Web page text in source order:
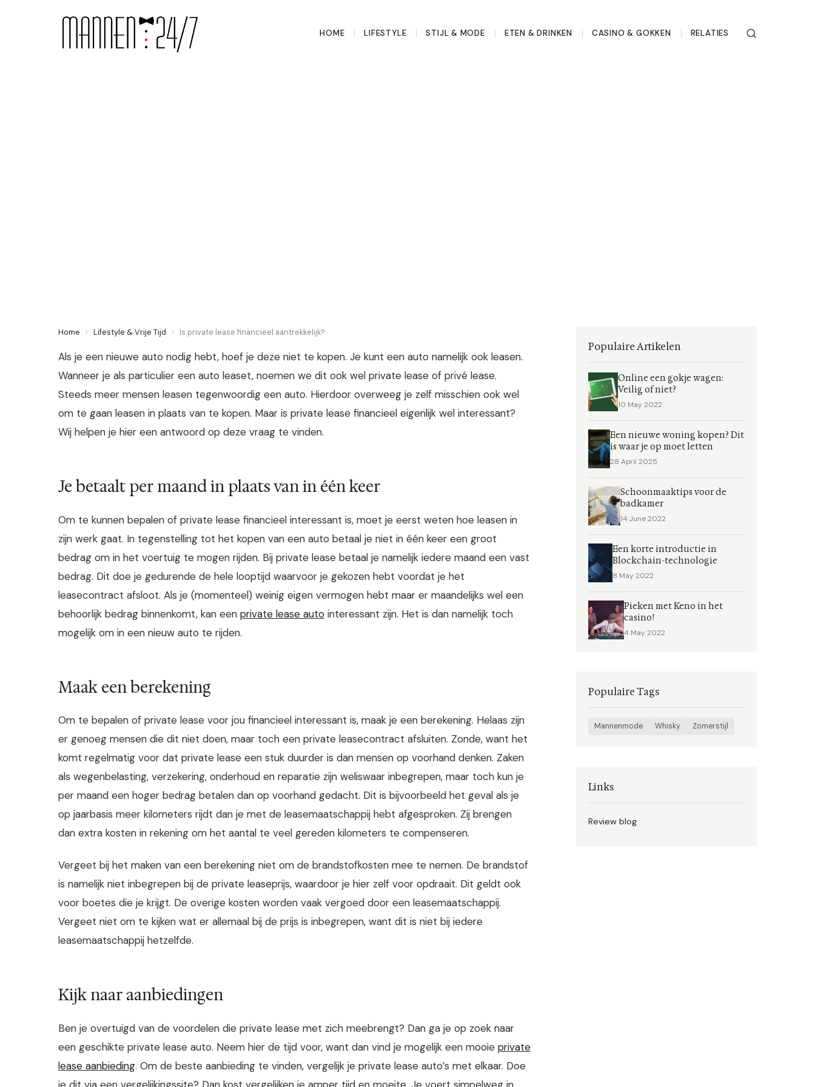
HOME LIFESTYLE STIJL & MODE ETEN & DRINKEN CASINO & GOKKEN RELATIES
Home › Lifestyle & Vrije Tijd › Is private lease financieel aantrekkelijk?
Als je een nieuwe auto nodig hebt, hoef je deze niet te kopen. Je kunt een auto namelijk ook leasen.
Wanneer je als particulier een auto leaset, noemen we dit ook wel private lease of privé lease.
Steeds meer mensen leasen tegenwoordig een auto. Hierdoor overweeg je zelf misschien ook wel
om te gaan leasen in plaats van te kopen. Maar is private lease financieel eigenlijk wel interessant?
Wij helpen je hier een antwoord op deze vraag te vinden.
Je betaalt per maand in plaats van in één keer
Om te kunnen bepalen of private lease financieel interessant is, moet je eerst weten hoe leasen in
zijn werk gaat. In tegenstelling tot het kopen van een auto betaal je niet in één keer een groot
bedrag om in het voertuig te mogen rijden. Bij private lease betaal je namelijk iedere maand een vast
bedrag. Dit doe je gedurende de hele looptijd waarvoor je gekozen hebt voordat je het
leasecontract afsloot. Als je (momenteel) weinig eigen vermogen hebt maar er maandelijks wel een
behoorlijk bedrag binnenkomt, kan een private lease auto interessant zijn. Het is dan namelijk toch
mogelijk om in een nieuw auto te rijden.
Maak een berekening
Om te bepalen of private lease voor jou financieel interessant is, maak je een berekening. Helaas zijn
er genoeg mensen die dit niet doen, maar toch een private leasecontract afsluiten. Zonde, want het
komt regelmatig voor dat private lease een stuk duurder is dan mensen op voorhand denken. Zaken
als wegenbelasting, verzekering, onderhoud en reparatie zijn weliswaar inbegrepen, maar toch kun je
per maand een hoger bedrag betalen dan op voorhand gedacht. Dit is bijvoorbeeld het geval als je
op jaarbasis meer kilometers rijdt dan je met de leasemaatschappij hebt afgesproken. Zij brengen
dan extra kosten in rekening om het aantal te veel gereden kilometers te compenseren.
Vergeet bij het maken van een berekening niet om de brandstofkosten mee te nemen. De brandstof
is namelijk niet inbegrepen bij de private leaseprijs, waardoor je hier zelf voor opdraait. Dit geldt ook
voor boetes die je krijgt. De overige kosten worden vaak vergoed door een leasemaatschappij.
Vergeet niet om te kijken wat er allemaal bij de prijs is inbegrepen, want dit is niet bij iedere
leasemaatschappij hetzelfde.
Kijk naar aanbiedingen
Ben je overtuigd van de voordelen die private lease met zich meebrengt? Dan ga je op zoek naar
een geschikte private lease auto. Neem hier de tijd voor, want dan vind je mogelijk een mooie private
lease aanbieding. Om de beste aanbieding te vinden, vergelijk je private lease auto’s met elkaar. Doe
Populaire Artikelen
Online een gokje wagen:
Veilig of niet?
10 May 2022
Een nieuwe woning kopen? Dit
is waar je op moet letten
28 April 2025
Schoonmaaktips voor de
badkamer
14 June 2022
Een korte introductie in
Blockchain-technologie
8 May 2022
Pieken met Keno in het
casino!
4 May 2022
Populaire Tags
Mannenmode Whisky Zomerstijl
Links
Review blog